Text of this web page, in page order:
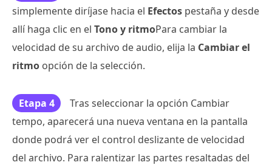
simplemente diríjase hacia el Efectos pestaña y desde
allí haga clic en el Tono y ritmoPara cambiar la
velocidad de su archivo de audio, elija la Cambiar el
ritmo opción de la selección.
Etapa 4
Tras seleccionar la opción Cambiar
tempo, aparecerá una nueva ventana en la pantalla
donde podrá ver el control deslizante de velocidad
del archivo. Para ralentizar las partes resaltadas del